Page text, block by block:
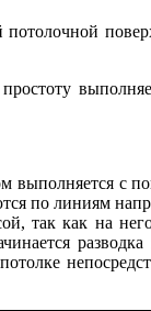
с
по линиям
так как на